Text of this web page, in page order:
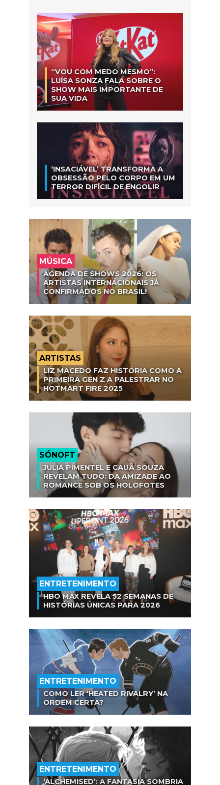
“VOU COM MEDO MESMO”:
LUÍSA SONZA FALA SOBRE O
SHOW MAIS IMPORTANTE DE
SUA VIDA
‘INSACIÁVEL’ TRANSFORMA A
OBSESSÃO PELO CORPO EM UM
TERROR DIFÍCIL DE ENGOLIR
MÚSICA
AGENDA DE SHOWS 2026: OS
ARTISTAS INTERNACIONAIS JÁ
CONFIRMADOS NO BRASIL!
ARTISTAS
LIZ MACEDO FAZ HISTÓRIA COMO A
PRIMEIRA GEN Z A PALESTRAR NO
HOTMART FIRE 2025
SÓNOFT
JULIA PIMENTEL E CAUÃ SOUZA
REVELAM TUDO: DA AMIZADE AO
ROMANCE SOB OS HOLOFOTES
ENTRETENIMENTO
HBO MAX REVELA 52 SEMANAS DE
HISTÓRIAS ÚNICAS PARA 2026
ENTRETENIMENTO
COMO LER ‘HEATED RIVALRY’ NA
ORDEM CERTA?
ENTRETENIMENTO
‘ALCHEMISED’: A FANTASIA SOMBRIA